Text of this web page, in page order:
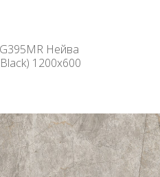
Нейва
1200x600